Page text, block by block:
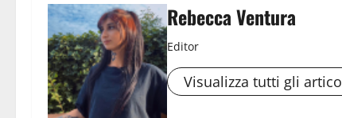
Rebecca Ventura
Editor
Visualizza tutti gli